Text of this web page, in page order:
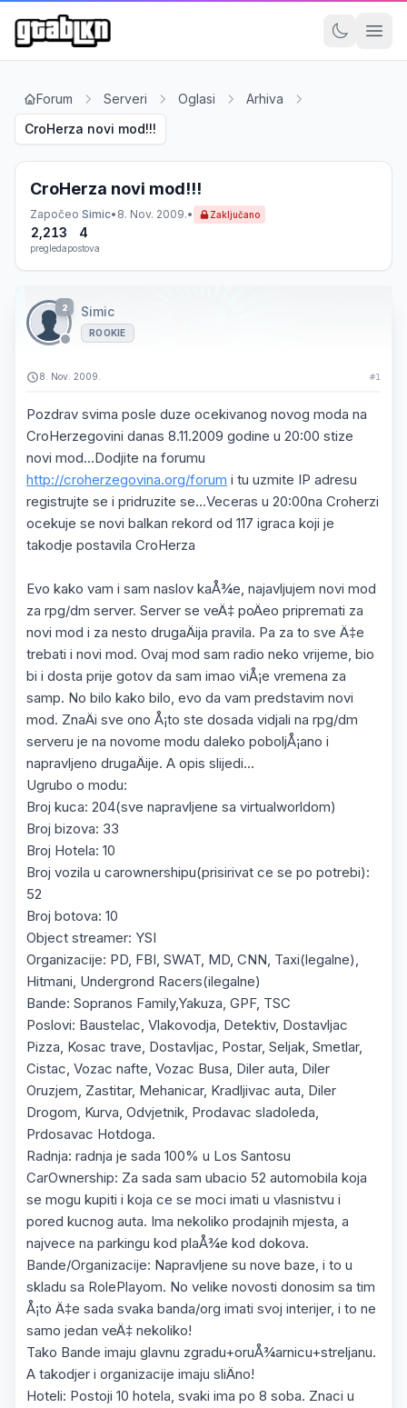
Forum Serveri Oglasi
Arhiva
CroHerza novi mod!!!
CroHerza novi mod!!!
Započeo Simic• 8. Nov. 2009.• Zaključano
2,213
pregleda
4
postova
2 Simic
ROOKIE
8. Nov. 2009. #1
Pozdrav svima posle duze ocekivanog novog moda na
CroHerzegovini danas 8.11.2009 godine u 20:00 stize
novi mod...Dodjite na forumu
http://croherzegovina.org/forum i tu uzmite IP adresu
registrujte se i pridruzite se...Veceras u 20:00na Croherzi
ocekuje se novi balkan rekord od 117 igraca koji je
takodje postavila CroHerza
Evo kako vam i sam naslov kaÅ¾e, najavljujem novi mod
za rpg/dm server. Server se veÄ‡ poÄeo pripremati za
novi mod i za nesto drugaÄija pravila. Pa za to sve Ä‡e
trebati i novi mod. Ovaj mod sam radio neko vrijeme, bio
bi i dosta prije gotov da sam imao viÅ¡e vremena za
samp. No bilo kako bilo, evo da vam predstavim novi
mod. ZnaÄi sve ono Å¡to ste dosada vidjali na rpg/dm
serveru je na novome modu daleko poboljÅ¡ano i
napravljeno drugaÄije. A opis slijedi...
Ugrubo o modu:
Broj kuca: 204(sve napravljene sa virtualworldom)
Broj bizova: 33
Broj Hotela: 10
Broj vozila u carownershipu(prisirivat ce se po potrebi):
52
Broj botova: 10
Object streamer: YSI
Organizacije: PD, FBI, SWAT, MD, CNN, Taxi(legalne),
Hitmani, Undergrond Racers(ilegalne)
Bande: Sopranos Family,Yakuza, GPF, TSC
Poslovi: Baustelac, Vlakovodja, Detektiv, Dostavljac
Pizza, Kosac trave, Dostavljac, Postar, Seljak, Smetlar,
Cistac, Vozac nafte, Vozac Busa, Diler auta, Diler
Oruzjem, Zastitar, Mehanicar, Kradljivac auta, Diler
Drogom, Kurva, Odvjetnik, Prodavac sladoleda,
Prdosavac Hotdoga.
Radnja: radnja je sada 100% u Los Santosu
CarOwnership: Za sada sam ubacio 52 automobila koja
se mogu kupiti i koja ce se moci imati u vlasnistvu i
pored kucnog auta. Ima nekoliko prodajnih mjesta, a
najvece na parkingu kod plaÅ¾e kod dokova.
Bande/Organizacije: Napravljene su nove baze, i to u
skladu sa RolePlayom. No velike novosti donosim sa tim
Å¡to Ä‡e sada svaka banda/org imati svoj interijer, i to ne
samo jedan veÄ‡ nekoliko!
Tako Bande imaju glavnu zgradu+oruÅ¾arnicu+streljanu.
A takodjer i organizacije imaju sliÄno!
Hoteli: Postoji 10 hotela, svaki ima po 8 soba. Znaci u